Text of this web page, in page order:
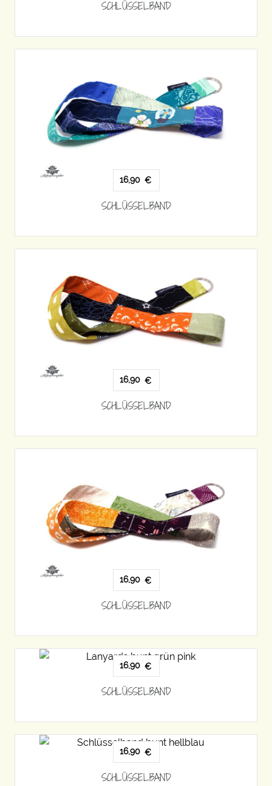
SCHLÜSSELBAND
16,90 €
SCHLÜSSELBAND
16,90 €
SCHLÜSSELBAND
16,90 €
SCHLÜSSELBAND
16,90 €
SCHLÜSSELBAND
16,90 €
SCHLÜSSELBAND